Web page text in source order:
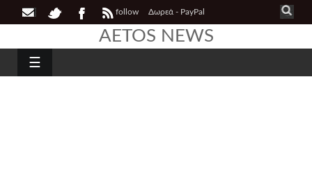
follow Δωρεά - PayPal
AETOS NEWS
☰